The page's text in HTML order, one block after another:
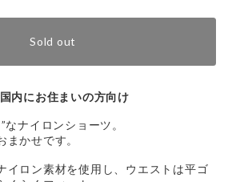
Sold out
内にお住まいの方向け
ナイロンショーツ。
かせです。
イロン素材を使用し、ウエストは平ゴ